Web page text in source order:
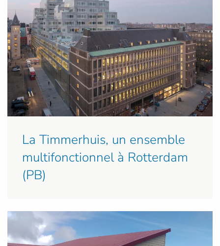
La Timmerhuis, un ensemble
multifonctionnel à Rotterdam
(PB)